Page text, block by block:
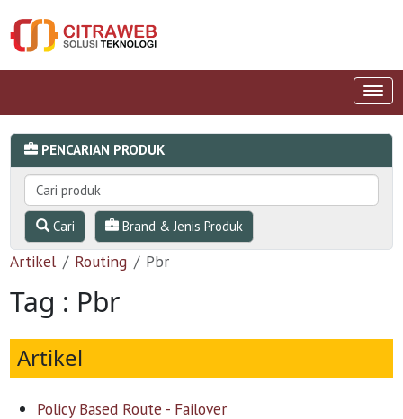
PENCARIAN PRODUK
Cari Brand & Jenis Produk
Artikel Routing Pbr
Tag : Pbr
Artikel
Policy Based Route - Failover